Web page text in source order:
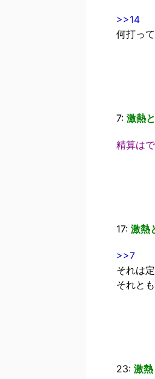
>>14
何打っ
7: 激熱
精算は
17: 激熱
>>7
それは
それと
23: 激